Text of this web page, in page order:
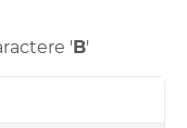
'B'